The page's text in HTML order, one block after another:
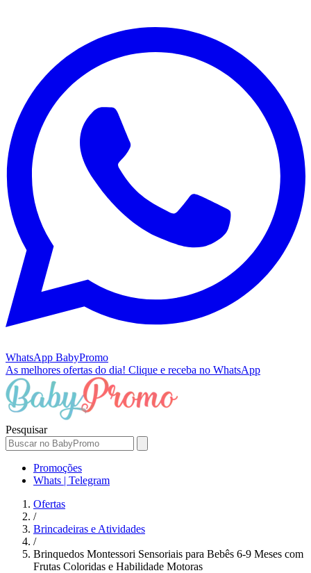
WhatsApp BabyPromo
As melhores ofertas do dia! Clique e receba no WhatsApp
Pesquisar
Promoções
Whats | Telegram
Ofertas
/
Brincadeiras e Atividades
/
Brinquedos Montessori Sensoriais para Bebês 6-9 Meses com
Frutas Coloridas e Habilidade Motoras